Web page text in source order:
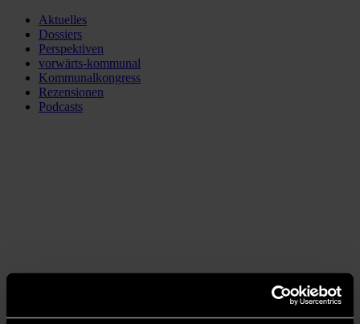
Aktuelles
Dossiers
Perspektiven
vorwärts-kommunal
Kommunalkongress
Rezensionen
Podcasts